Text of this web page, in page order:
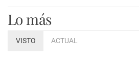
Lo más
VISTO ACTUAL